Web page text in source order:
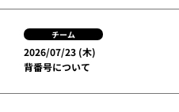
チーム
2026/07/23 (木)
背番号について